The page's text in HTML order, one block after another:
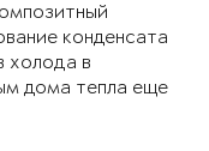
конденсата
холода в
дома тепла еще